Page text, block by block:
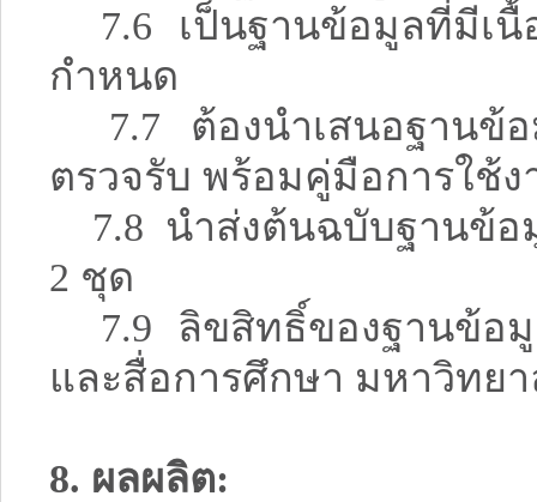
7.6 เป็นฐานข้อมูลที่มีเนื้
กำหนด
7.7 ต้องนำเสนอฐานข้อ
ตรวจรับ พร้อมคู่มือการใช้ง
7.8 นำส่งต้นฉบับฐานข้อ
2 ชุด
7.9 ลิขสิทธิ์ของฐานข้อมู
และสื่อการศึกษา มหาวิทย
8. ผลผลิต: